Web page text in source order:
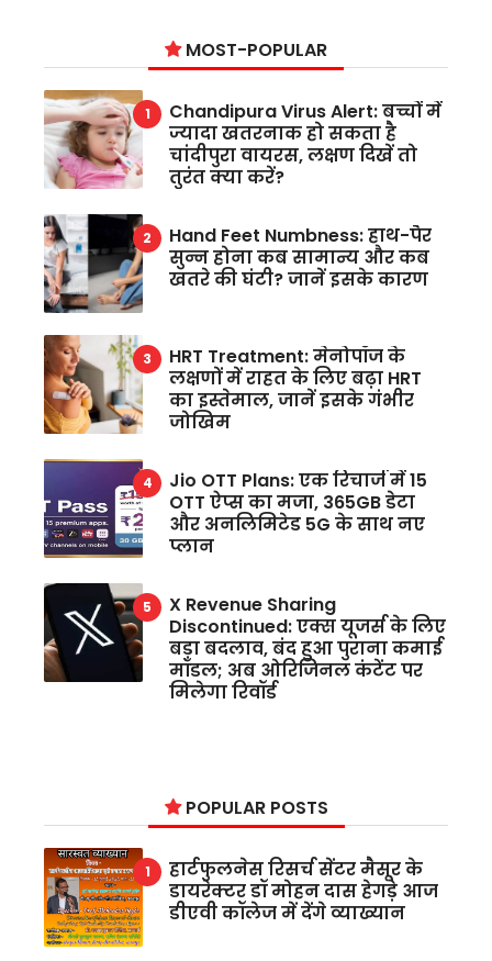
MOST-POPULAR
Chandipura Virus Alert: बच्चों में
ज्यादा खतरनाक हो सकता है
चांदीपुरा वायरस, लक्षण दिखें तो
तुरंत क्या करें?
Hand Feet Numbness: हाथ-पैर
सुन्न होना कब सामान्य और कब
खतरे की घंटी? जानें इसके कारण
HRT Treatment: मेनोपॉज के
लक्षणों में राहत के लिए बढ़ा HRT
का इस्तेमाल, जानें इसके गंभीर
जोखिम
Jio OTT Plans: एक रिचार्ज में 15
OTT ऐप्स का मजा, 365GB डेटा
और अनलिमिटेड 5G के साथ नए
प्लान
X Revenue Sharing
Discontinued: एक्स यूजर्स के लिए
बड़ा बदलाव, बंद हुआ पुराना कमाई
मॉडल; अब ओरिजिनल कंटेंट पर
मिलेगा रिवॉर्ड
POPULAR POSTS
हार्टफुलनेस रिसर्च सेंटर मैसूर के
डायरेक्टर डॉ मोहन दास हेगड़े आज
डीएवी कॉलेज में देंगे व्याख्यान